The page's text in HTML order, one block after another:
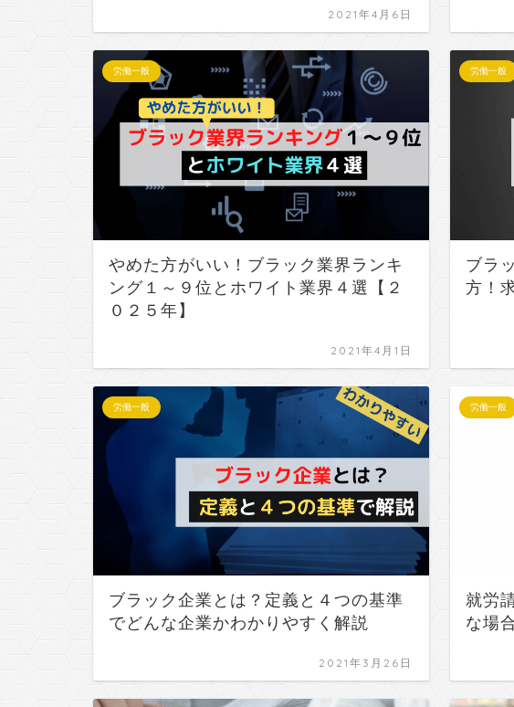
2021年4月6日
労働一般
やめた方がいい！ブラック業界ランキ
ング１～９位とホワイト業界４選【２
０２５年】
2021年4月1日
労働一般
ブラ
方！
労働一般
ブラック企業とは？定義と４つの基準
でどんな企業かわかりやすく解説
2021年3月26日
労働一般
就労
な場